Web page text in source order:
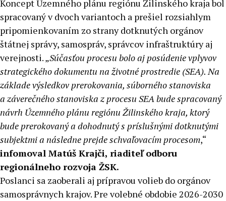
Koncept Územného plánu regiónu Žilinského kraja bol
spracovaný v dvoch variantoch a prešiel rozsiahlym
pripomienkovaním zo strany dotknutých orgánov
štátnej správy, samospráv, správcov infraštruktúry aj
verejnosti. „Súčasťou procesu bolo aj posúdenie vplyvov
strategického dokumentu na životné prostredie (SEA). Na
základe výsledkov prerokovania, súborného stanoviska
a záverečného stanoviska z procesu SEA bude spracovaný
návrh Územného plánu regiónu Žilinského kraja, ktorý
bude prerokovaný a dohodnutý s príslušnými dotknutými
subjektmi a následne prejde schvaľovacím procesom,“
infomoval Matúš Krajči, riaditeľ odboru
regionálneho rozvoja ŽSK.
Poslanci sa zaoberali aj prípravou volieb do orgánov
samosprávnych krajov. Pre volebné obdobie 2026-2030